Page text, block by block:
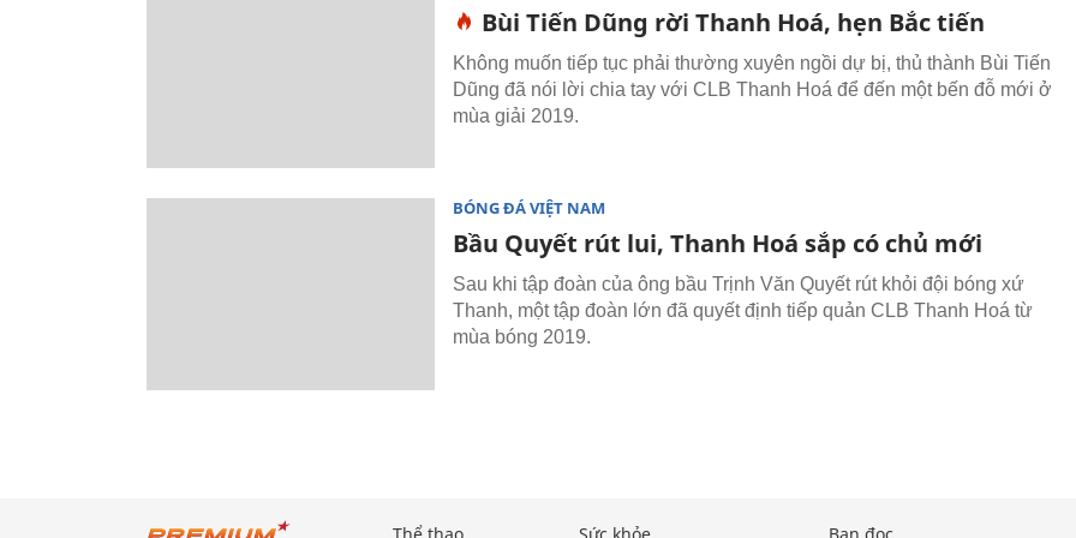
Bùi Tiến Dũng rời Thanh Hoá, hẹn Bắc tiến
Không muốn tiếp tục phải thường xuyên ngồi dự bị, thủ thành Bùi Tiến
Dũng đã nói lời chia tay với CLB Thanh Hoá để đến một bến đỗ mới ở
mùa giải 2019.
BÓNG ĐÁ VIỆT NAM
Bầu Quyết rút lui, Thanh Hoá sắp có chủ mới
Sau khi tập đoàn của ông bầu Trịnh Văn Quyết rút khỏi đội bóng xứ
Thanh, một tập đoàn lớn đã quyết định tiếp quản CLB Thanh Hoá từ
mùa bóng 2019.